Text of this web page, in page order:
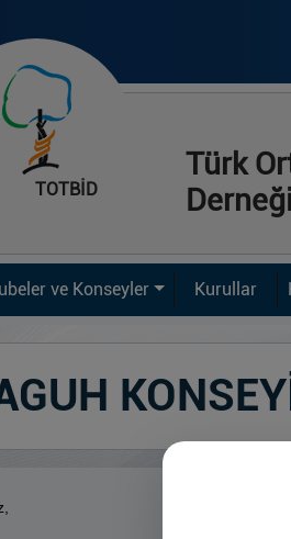
TOTBİD
Türk
Derneği
ve Konseyler Kurullar